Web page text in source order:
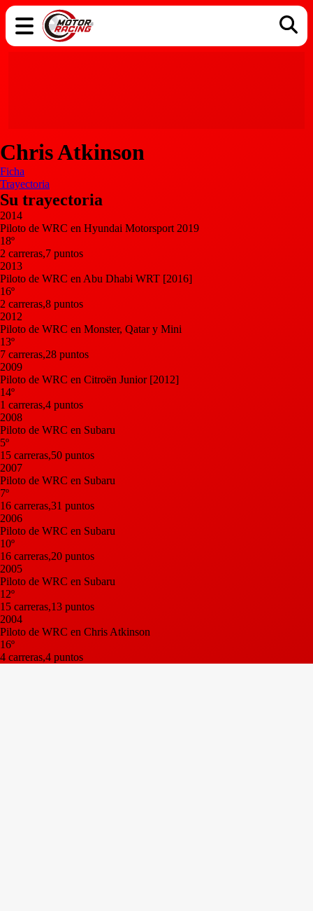
Chris Atkinson
Ficha
Trayectoria
Su trayectoria
2014
Piloto de WRC en Hyundai Motorsport 2019
18º
2 carreras,7 puntos
2013
Piloto de WRC en Abu Dhabi WRT [2016]
16º
2 carreras,8 puntos
2012
Piloto de WRC en Monster, Qatar y Mini
13º
7 carreras,28 puntos
2009
Piloto de WRC en Citroën Junior [2012]
14º
1 carreras,4 puntos
2008
Piloto de WRC en Subaru
5º
15 carreras,50 puntos
2007
Piloto de WRC en Subaru
7º
16 carreras,31 puntos
2006
Piloto de WRC en Subaru
10º
16 carreras,20 puntos
2005
Piloto de WRC en Subaru
12º
15 carreras,13 puntos
2004
Piloto de WRC en Chris Atkinson
16º
4 carreras,4 puntos